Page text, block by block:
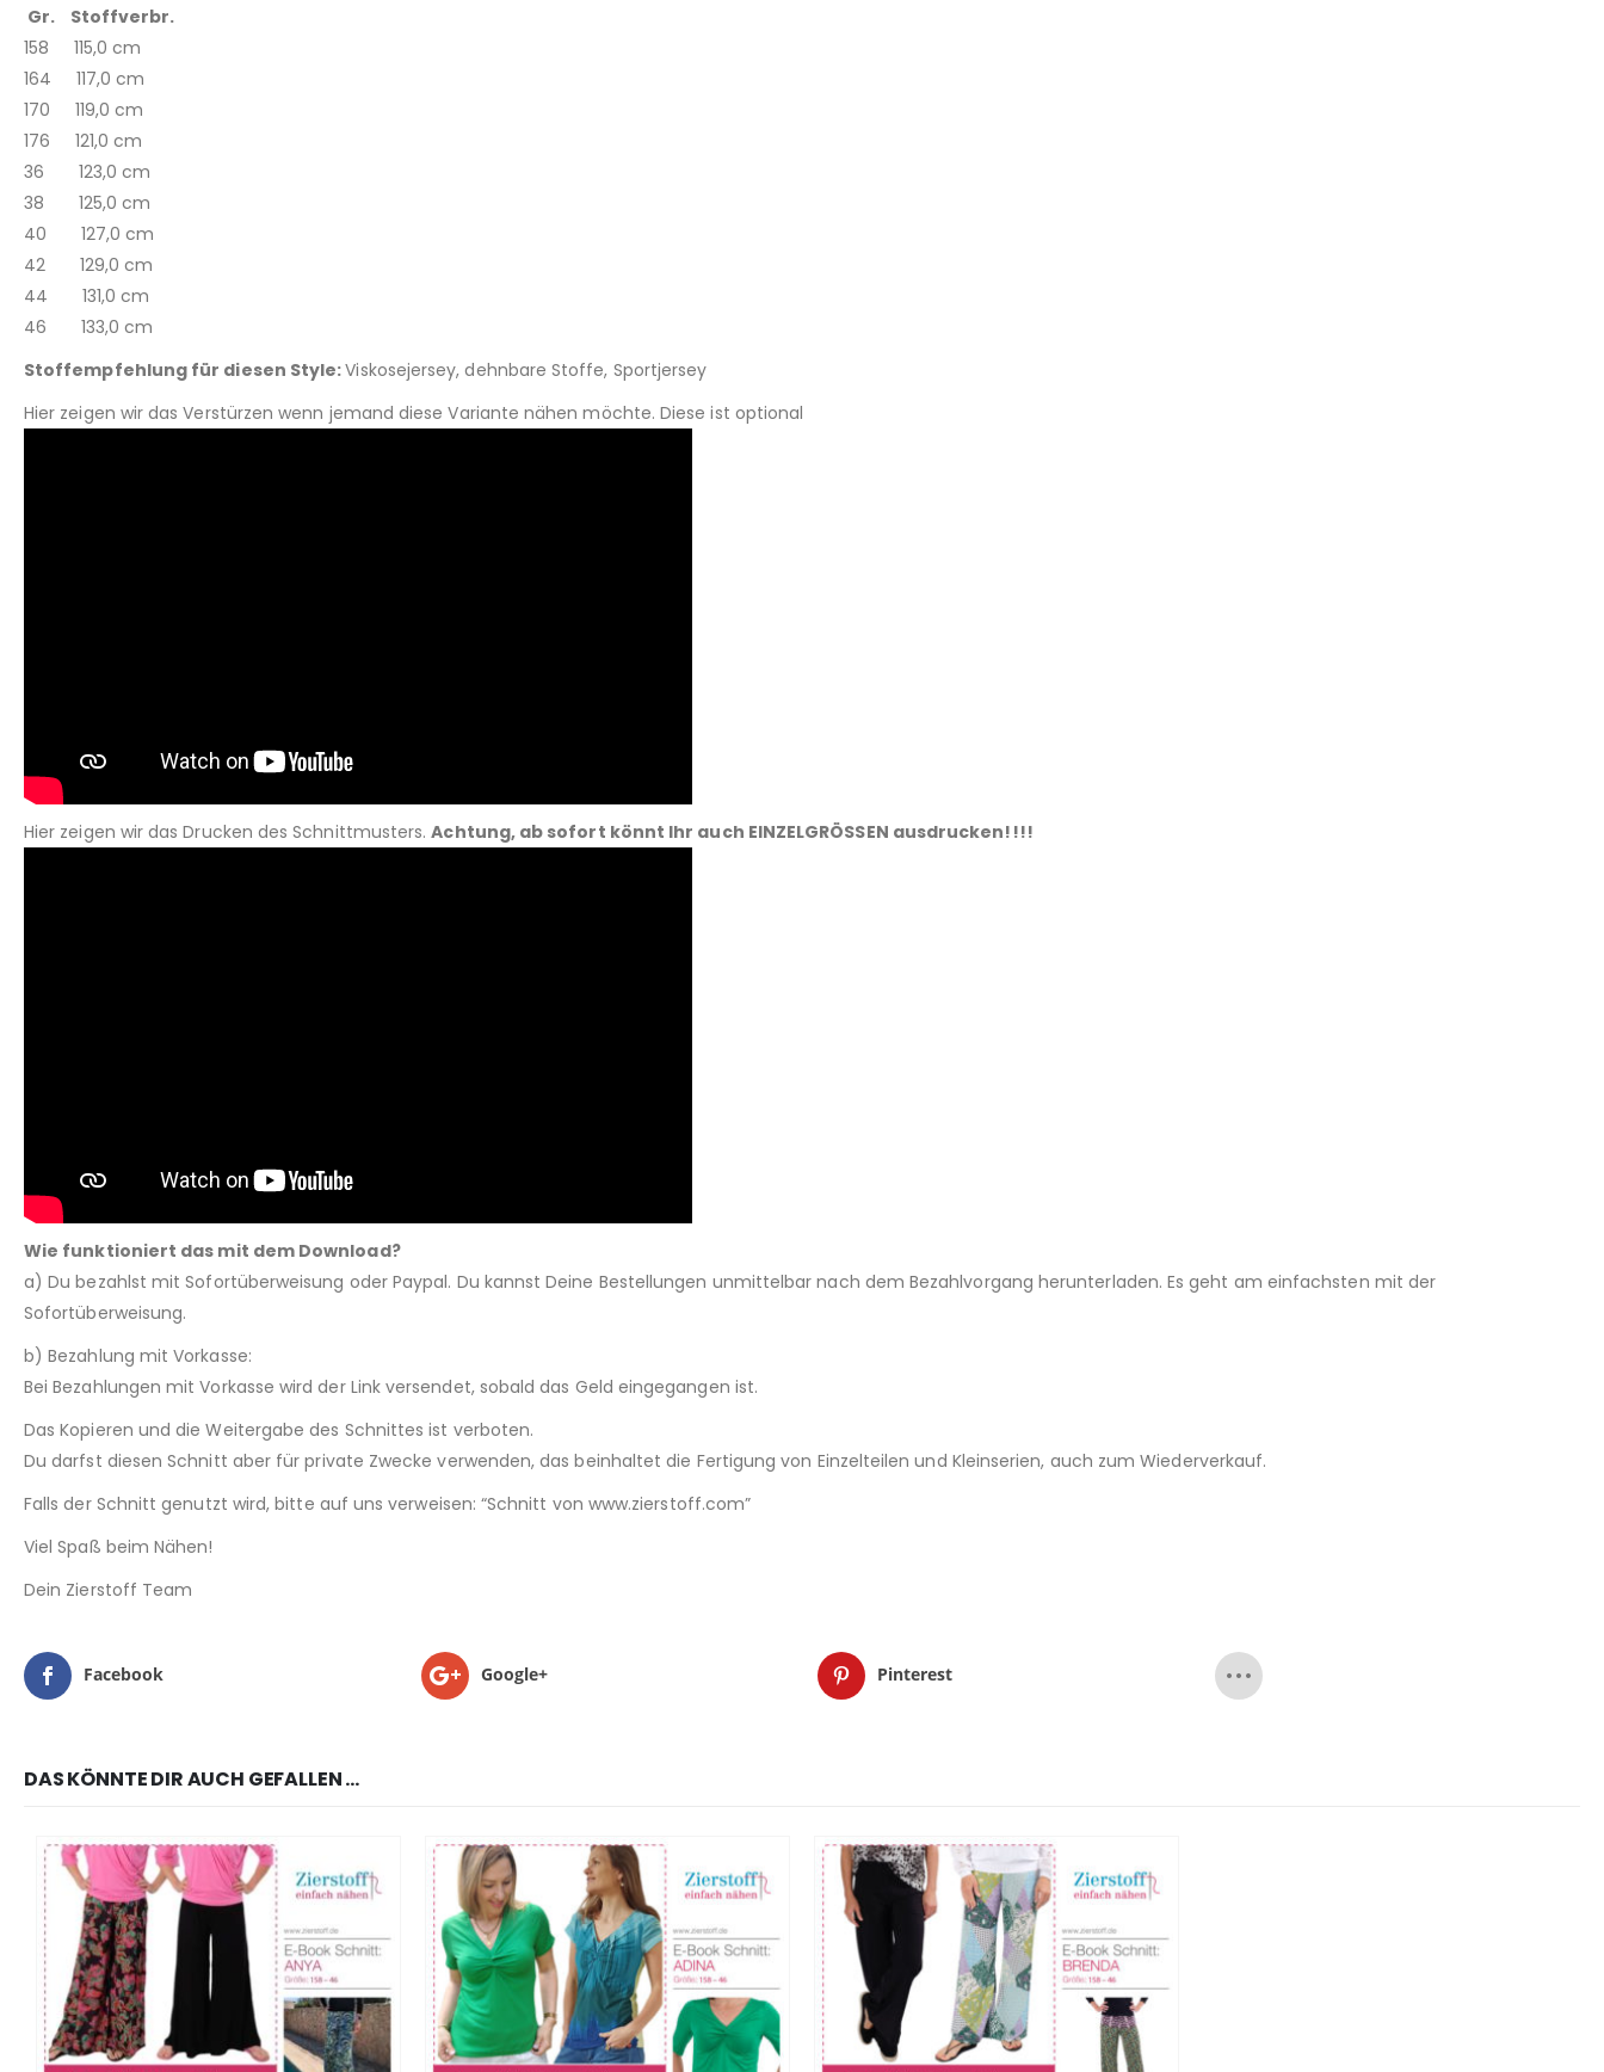
Gr. Stoffverbr.
158 115,0 cm
164 117,0 cm
170 119,0 cm
176 121,0 cm
36 123,0 cm
38 125,0 cm
40 127,0 cm
42 129,0 cm
44 131,0 cm
46 133,0 cm
Stoffempfehlung für diesen Style:Viskosejersey, dehnbare Stoffe, Sportjersey
Hier zeigen wir das Verstürzen wenn jemand diese Variante nähen möchte. Diese ist optional
Hier zeigen wir das Drucken des Schnittmusters.Achtung, ab sofort könnt Ihr auch EINZELGRÖSSEN ausdrucken!!!!
Wie funktioniert das mit dem Download?
a) Du bezahlst mit Sofortüberweisung oder Paypal. Du kannst Deine Bestellungen unmittelbar nach dem Bezahlvorgang herunterladen. Es geht am einfachsten mit der
Sofortüberweisung.
b) Bezahlung mit Vorkasse:
Bei Bezahlungen mit Vorkasse wird der Link versendet, sobald das Geld eingegangen ist.
Das Kopieren und die Weitergabe des Schnittes ist verboten.
Du darfst diesen Schnitt aber für private Zwecke verwenden, das beinhaltet die Fertigung von Einzelteilen und Kleinserien, auch zum Wiederverkauf.
Falls der Schnitt genutzt wird, bitte auf uns verweisen: “Schnitt von www.zierstoff.com”
Viel Spaß beim Nähen!
Dein Zierstoff Team
Facebook Google+ Pinterest
DAS KÖNNTE DIR AUCH GEFALLEN …